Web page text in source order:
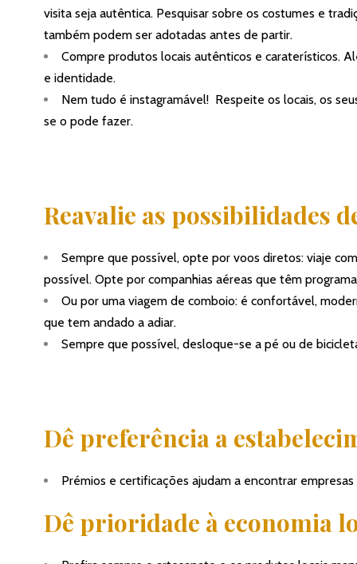
visita seja autêntica. Pesquisar sobre os costumes e
também podem ser adotadas antes de partir.
Compre produtos locais autênticos e caraterísticos.
e identidade.
Nem tudo é instagramável! Respeite os locais, os
se o pode fazer.
Reavalie as possibilidades
Sempre que possível, opte por voos diretos: viaje
possível. Opte por companhias aéreas que têm
Ou por uma viagem de comboio: é confortável,
que tem andado a adiar.
Sempre que possível, desloque-se a pé ou de
Dê preferência a
Prémios e certificações ajudam a encontrar
Dê prioridade à economia